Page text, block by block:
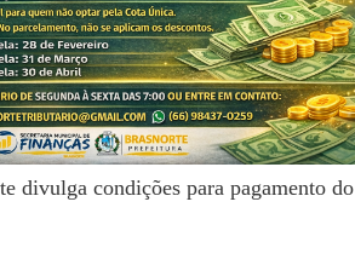
divulga condições para pagamento do